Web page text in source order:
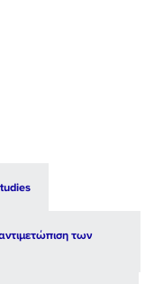
των